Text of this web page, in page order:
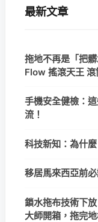
最新文章
拖地不再是「把
Flow 搖滾天王 滾
手機安全健檢：
流！
科技新知：為什
移居馬來西亞前
鎖水拖布技術下
大師開箱，拖完